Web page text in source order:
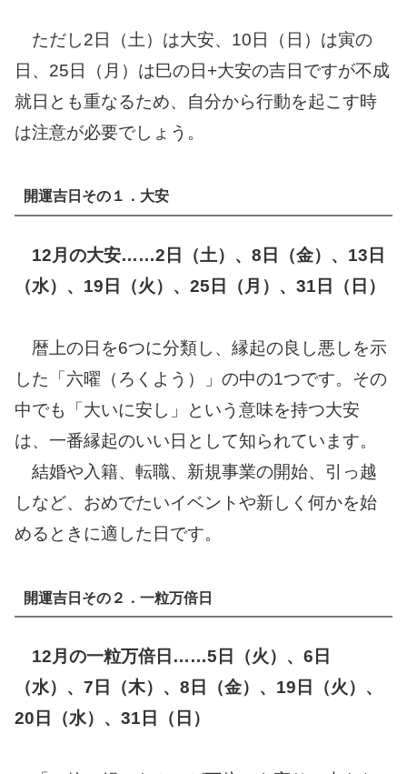
ただし2日（土）は大安、10日（日）は寅の
日、25日（月）は巳の日+大安の吉日ですが不成
就日とも重なるため、自分から行動を起こす時
は注意が必要でしょう。
開運吉日その１．大安
12月の大安……2日（土）、8日（金）、13日
（水）、19日（火）、25日（月）、31日（日）
暦上の日を6つに分類し、縁起の良し悪しを示
した「六曜（ろくよう）」の中の1つです。その
中でも「大いに安し」という意味を持つ大安
は、一番縁起のいい日として知られています。
結婚や入籍、転職、新規事業の開始、引っ越
しなど、おめでたいイベントや新しく何かを始
めるときに適した日です。
開運吉日その２．一粒万倍日
12月の一粒万倍日……5日（火）、6日
（水）、7日（木）、8日（金）、19日（火）、
20日（水）、31日（日）